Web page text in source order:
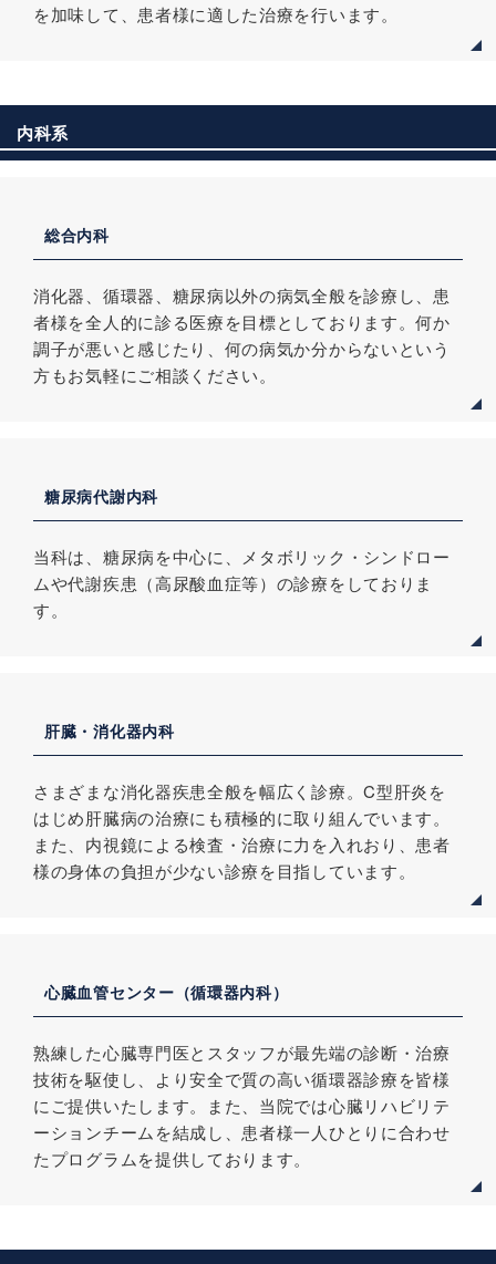
を加味して、患者様に適した治療を行います。
内科系
総合内科
消化器、循環器、糖尿病以外の病気全般を診療し、患
者様を全人的に診る医療を目標としております。何か
調子が悪いと感じたり、何の病気か分からないという
方もお気軽にご相談ください。
糖尿病代謝内科
当科は、糖尿病を中心に、メタボリック・シンドロー
ムや代謝疾患（高尿酸血症等）の診療をしておりま
す。
肝臓・消化器内科
さまざまな消化器疾患全般を幅広く診療。C型肝炎を
はじめ肝臓病の治療にも積極的に取り組んでいます。
また、内視鏡による検査・治療に力を入れおり、患者
様の身体の負担が少ない診療を目指しています。
心臓血管センター（循環器内科）
熟練した心臓専門医とスタッフが最先端の診断・治療
技術を駆使し、より安全で質の高い循環器診療を皆様
にご提供いたします。また、当院では心臓リハビリテ
ーションチームを結成し、患者様一人ひとりに合わせ
たプログラムを提供しております。